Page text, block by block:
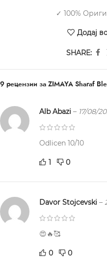
✓ 100%
Додај
SHARE:
9 рецензии за ZIMAYA Sharaf
Alb Abazi – 17/08/
Odlicen 10/10
1 0
Davor Stojcevski –
😍🔥🥰
0 0